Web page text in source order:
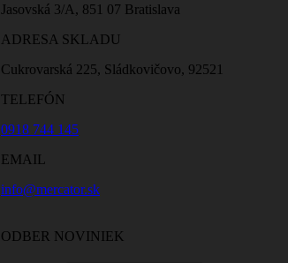
Jasovská 3/A, 851 07 Bratislava
ADRESA SKLADU
Cukrovarská 225, Sládkovičovo, 92521
TELEFÓN
0918 744 145
EMAIL
info@mercator.sk
ODBER NOVINIEK